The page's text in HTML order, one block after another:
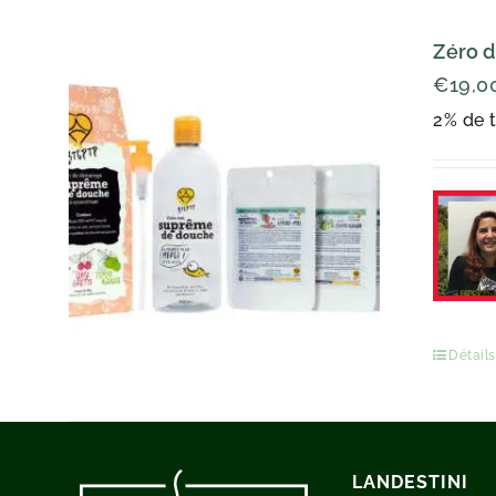
Zéro
2% de
€
Détails
LANDESTINI